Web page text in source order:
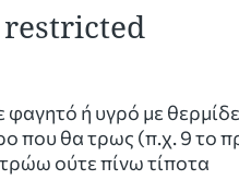
restricted
ή υγρό με
που θα τρως (π.χ. 9 το
ούτε πίνω τίποτα